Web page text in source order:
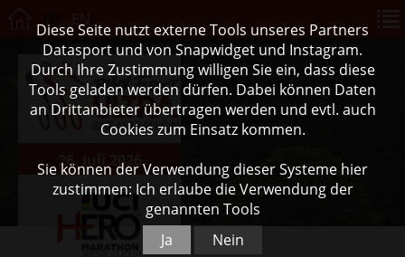
26. Juli 2026
Diese Seite nutzt externe Tools unseres Partners
Datasport und von Snapwidget und Instagram.
Durch Ihre Zustimmung willigen Sie ein, dass diese
Tools geladen werden dürfen. Dabei können Daten
an Drittanbieter übertragen werden und evtl. auch
Cookies zum Einsatz kommen.
Sie können der Verwendung dieser Systeme hier
zustimmen: Ich erlaube die Verwendung der
genannten Tools
Ja
Nein